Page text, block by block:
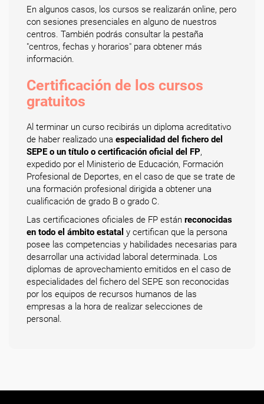
En algunos casos, los cursos se realizarán online, pero
con sesiones presenciales en alguno de nuestros
centros. También podrás consultar la pestaña
"centros, fechas y horarios" para obtener más
información.
Certificación de los cursos
gratuitos
Al terminar un curso recibirás un diploma acreditativo
de haber realizado una especialidad del fichero del
SEPE o un título o certificación oficial del FP,
expedido por el Ministerio de Educación, Formación
Profesional de Deportes, en el caso de que se trate de
una formación profesional dirigida a obtener una
cualificación de grado B o grado C.
Las certificaciones oficiales de FP están reconocidas
en todo el ámbito estatal y certifican que la persona
posee las competencias y habilidades necesarias para
desarrollar una actividad laboral determinada. Los
diplomas de aprovechamiento emitidos en el caso de
especialidades del fichero del SEPE son reconocidas
por los equipos de recursos humanos de las
empresas a la hora de realizar selecciones de
personal.